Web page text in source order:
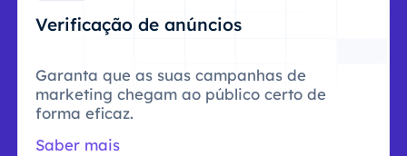
Verificação de anúncios
Garanta que as suas campanhas de
marketing chegam ao público certo de
forma eficaz.
Saber mais